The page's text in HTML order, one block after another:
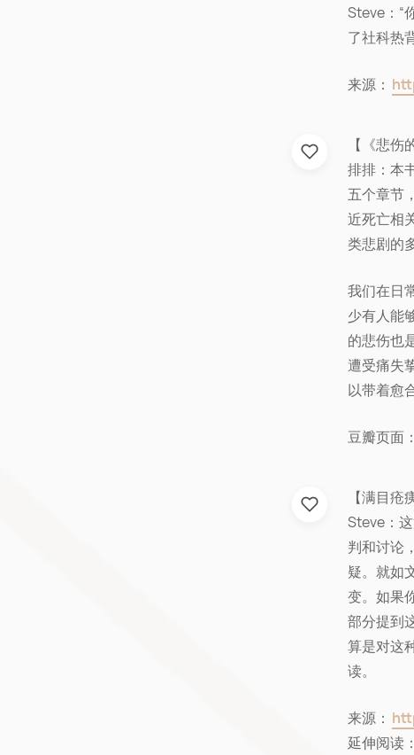
Steve：“
了社科热
来源：
【《悲
排排：本
五个章节
近死亡相
类悲剧的
我们在日
少有人能
的悲伤也
遭受痛失
以带着愈
豆瓣页面：
【满目
Steve：
判和讨论
疑。就如
变。如果
部分提到
算是对这
读。
来源：
延伸阅读：